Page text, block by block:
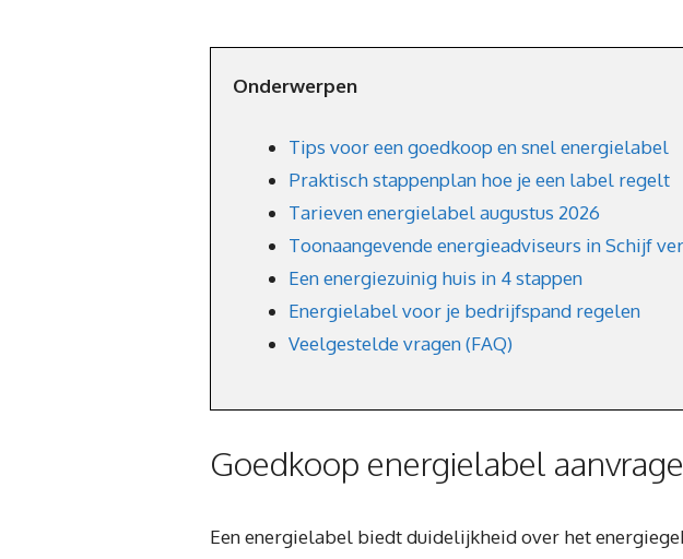
Onderwerpen
Tips voor een goedkoop en snel energielabel
Praktisch stappenplan hoe je een label regelt
Tarieven energielabel augustus 2026
Toonaangevende energieadviseurs in Schijf
Een energiezuinig huis in 4 stappen
Energielabel voor je bedrijfspand regelen
Veelgestelde vragen (FAQ)
Goedkoop energielabel
Een energielabel biedt duidelijkheid over het